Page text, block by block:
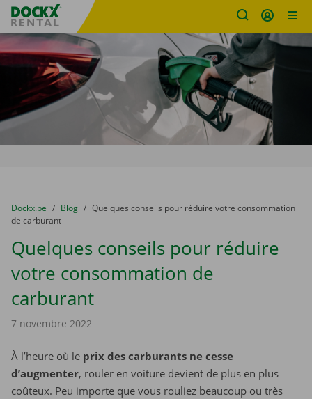
Skip content
Skip language
sitename
You are here:
du
Dockx.be to
Blog to
Quelques conseils pour réduire votre consommation
de carburant
Quelques conseils pour réduire
votre consommation de
carburant
7 novembre 2022
À l’heure où le prix des carburants ne cesse
d’augmenter, rouler en voiture devient de plus en plus
coûteux. Peu importe que vous rouliez beaucoup ou très